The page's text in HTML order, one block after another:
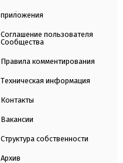
приложения
Соглашение пользователя
Сообщества
Правила комментирования
Техническая информация
Контакты
Вакансии
Структура собственности
Архив